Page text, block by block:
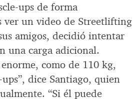
ups de forma
ver un video de Streetlifting
amigos, decidió intentar
una carga adicional.
como de 110 kg,
dice Santiago, quien
“Si él puede